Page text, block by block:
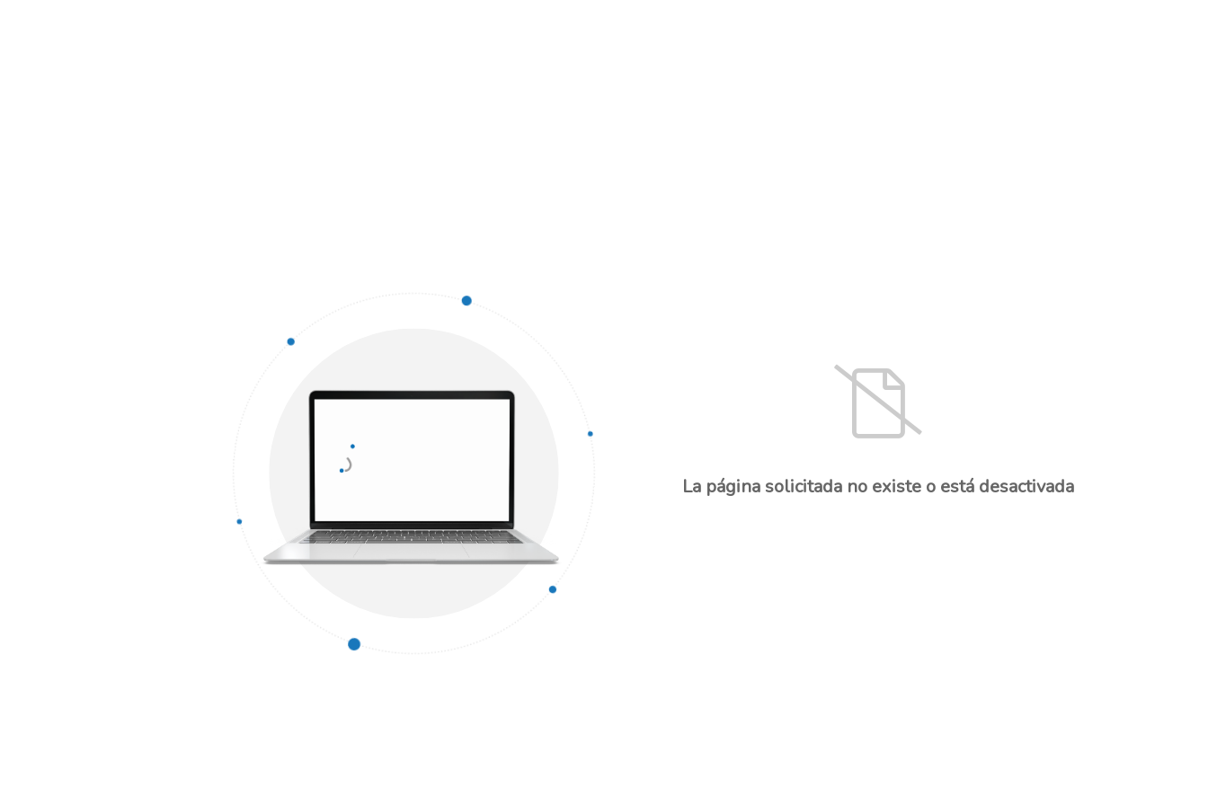
La página solicitada no existe o está desactivada